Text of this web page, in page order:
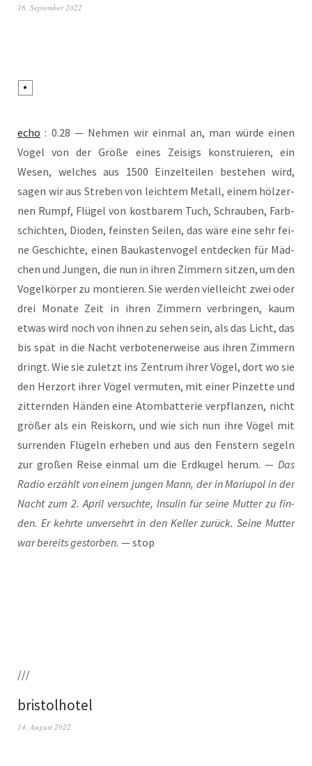
16. September 2022
echo : 0.28 — Neh­men wir ein­mal an, man wür­de einen
Vogel von der Grö­ße eines Zei­sigs kon­stru­ie­ren, ein
Wesen, wel­ches aus 1500 Ein­zel­tei­len bestehen wird,
sagen wir aus Stre­ben von leich­tem Metall, einem höl­zer­
nen Rumpf, Flü­gel von kost­ba­rem Tuch, Schrau­ben, Farb­
schich­ten, Dioden, feins­ten Sei­len, das wäre eine sehr fei­
ne Geschich­te, einen Bau­kas­ten­vo­gel ent­de­cken für Mäd­
chen und Jun­gen, die nun in ihren Zim­mern sit­zen, um den
Vogel­kör­per zu mon­tie­ren. Sie wer­den viel­leicht zwei oder
drei Mona­te Zeit in ihren Zim­mern ver­brin­gen, kaum
etwas wird noch von ihnen zu sehen sein, als das Licht, das
bis spät in die Nacht ver­bo­te­ner­wei­se aus ihren Zim­mern
dringt. Wie sie zuletzt ins Zen­trum ihrer Vögel, dort wo sie
den Herz­ort ihrer Vögel ver­mu­ten, mit einer Pin­zet­te und
zit­tern­den Hän­den eine Atom­bat­te­rie ver­pflan­zen, nicht
grö­ßer als ein Reis­korn, und wie sich nun ihre Vögel mit
sur­ren­den Flü­geln erhe­ben und aus den Fens­tern segeln
zur gro­ßen Rei­se ein­mal um die Erd­ku­gel her­um. — Das
Radio erzählt von einem jun­gen Mann, der in Mariu­pol in der
Nacht zum 2. April ver­such­te, Insu­lin für sei­ne Mut­ter zu fin­
den. Er kehr­te unver­sehrt in den Kel­ler zurück. Sei­ne Mut­ter
war bereits gestor­ben. — stop
///
bristolhotel
14. August 2022